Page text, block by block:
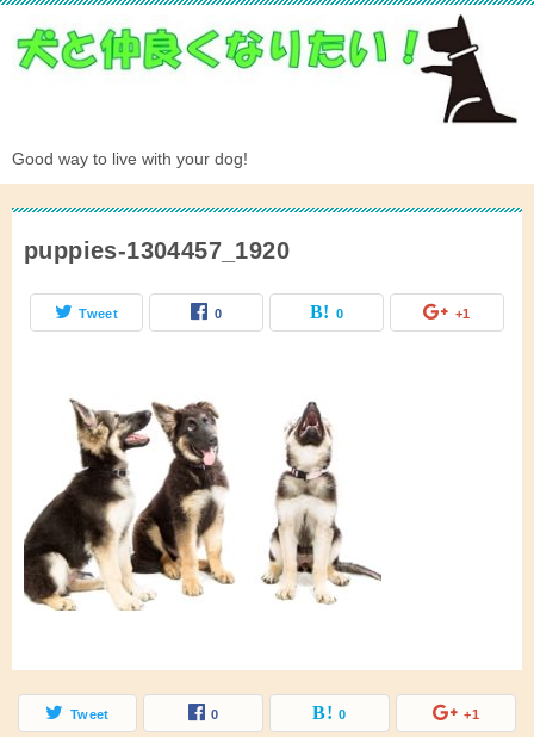
Good way to live with your dog!
puppies-1304457_1920
Tweet 0 0 +1
Tweet 0 0 +1